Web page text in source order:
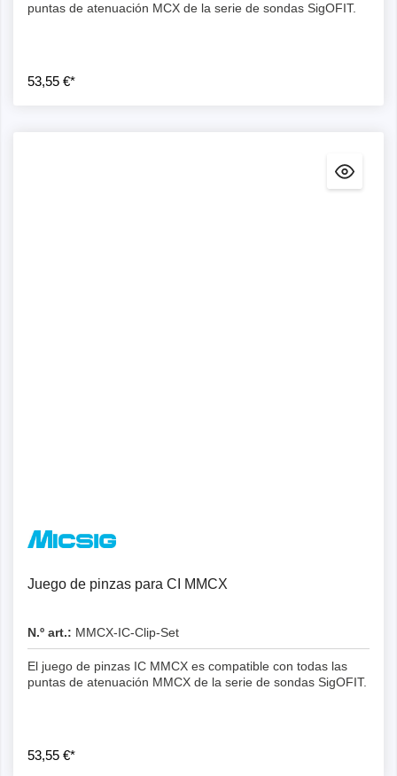
puntas de atenuación MCX de la serie de sondas SigOFIT.
53,55 €*
Juego de pinzas para CI MMCX
N.º art.: MMCX-IC-Clip-Set
El juego de pinzas IC MMCX es compatible con todas las
puntas de atenuación MMCX de la serie de sondas SigOFIT.
53,55 €*